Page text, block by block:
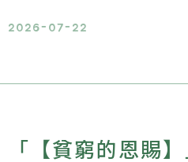
2026-07-22
「【貧窮的恩賜】